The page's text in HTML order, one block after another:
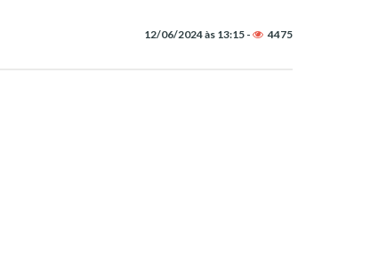
12/06/2024 às 13:15 - 4475